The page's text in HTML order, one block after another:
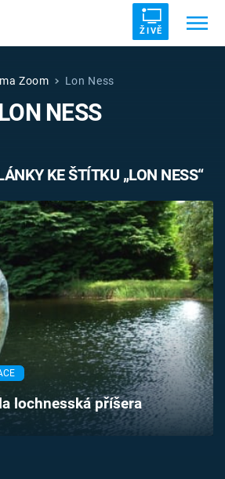
ŽIVĚ
DRUHÁ SVĚTOVÁ VÁLKA
DÁVNOVĚKU
Zoom Lon Ness
LON NESS
KE ŠTÍTKU „LON NESS“
lochnesská příšera